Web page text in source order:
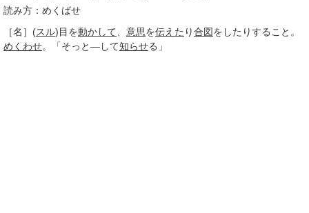
読み方：めくばせ
［名］ (スル)目を動かして 意思を伝えた り合図をしたりすること。
めくわせ。「そっと―して知らせる」